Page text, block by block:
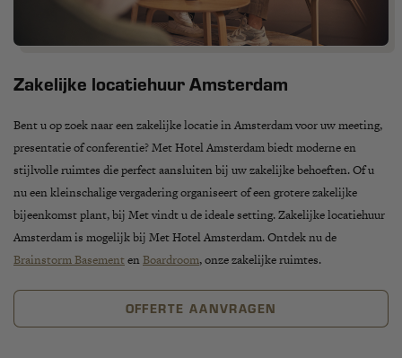
Zakelijke locatiehuur Amsterdam
Bent u op zoek naar eenzakelijke locatie in Amsterdamvoor uw meeting,
presentatie of conferentie? Met Hotel Amsterdam biedtmoderne en
stijlvolle ruimtes die perfect aansluiten bij uw zakelijke behoeften. Of u
nu eenkleinschalige vergaderingorganiseert of een grotere zakelijke
bijeenkomst plant, bij Met vindt u de ideale setting. Zakelijke locatiehuur
Amsterdam is mogelijk bij Met Hotel Amsterdam. Ontdek nu de
Brainstorm BasementenBoardroom, onze zakelijke ruimtes.
OFFERTE AANVRAGEN